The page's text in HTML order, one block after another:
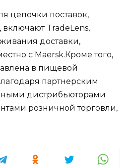
цепочки поставок,
включают TradeLens,
доставки,
с Maersk.Кроме того,
​​в пищевой
партнерским
дистрибьюторами
розничной торговли,